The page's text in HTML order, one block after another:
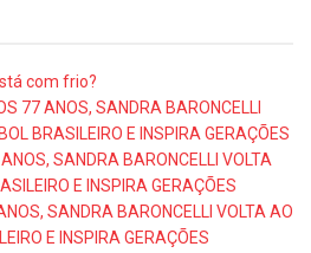
com frio?
77 ANOS, SANDRA BARONCELLI
BRASILEIRO E INSPIRA GERAÇÕES
SANDRA BARONCELLI VOLTA
E INSPIRA GERAÇÕES
SANDRA BARONCELLI VOLTA AO
E INSPIRA GERAÇÕES